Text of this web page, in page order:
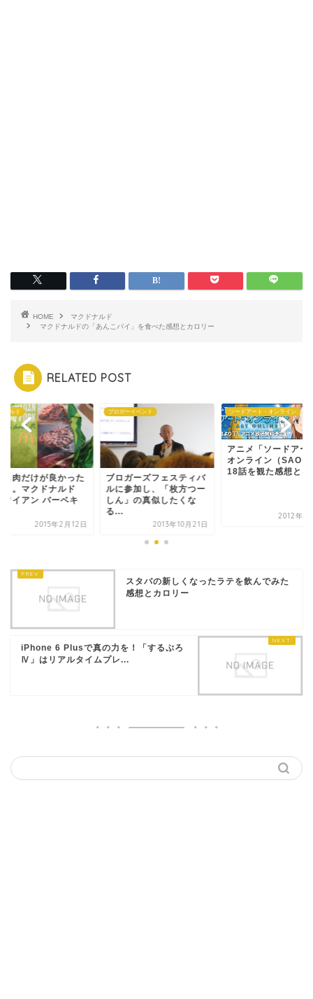
HOME
マクドナルド
マクドナルドの「あんこパイ」を食べた感想とカロリー
RELATED POST
ナルド
し肉だけが良かった
～。マクドナルド
ワイアン バーベキ
2015年2月12日
ブロガーイベント
ブロガーズフェスティバ
ルに参加し、「枚方つー
しん」の真似したくな
る...
2013年10月21日
ソードアート・オンライン
アニメ「ソードアー
オンライン（SAO）
18話を観た感想とネ
2012年11
スタバの新しくなったラテを飲んでみた
感想とカロリー
iPhone 6 Plusで真の力を！「するぷろ
Ⅳ」はリアルタイムプレ...